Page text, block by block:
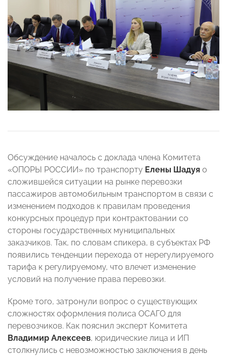
Обсуждение началось с доклада члена Комитета
«ОПОРЫ РОССИИ» по транспорту Елены Шадуя о
сложившейся ситуации на рынке перевозки
пассажиров автомобильным транспортом в связи с
изменением подходов к правилам проведения
конкурсных процедур при контрактовании со
стороны государственных муниципальных
заказчиков. Так, по словам спикера, в субъектах РФ
появились тенденции перехода от нерегулируемого
тарифа к регулируемому, что влечет изменение
условий на получение права перевозки.
Кроме того, затронули вопрос о существующих
сложностях оформления полиса ОСАГО для
перевозчиков. Как пояснил эксперт Комитета
Владимир Алексеев, юридические лица и ИП
столкнулись с невозможностью заключения в день